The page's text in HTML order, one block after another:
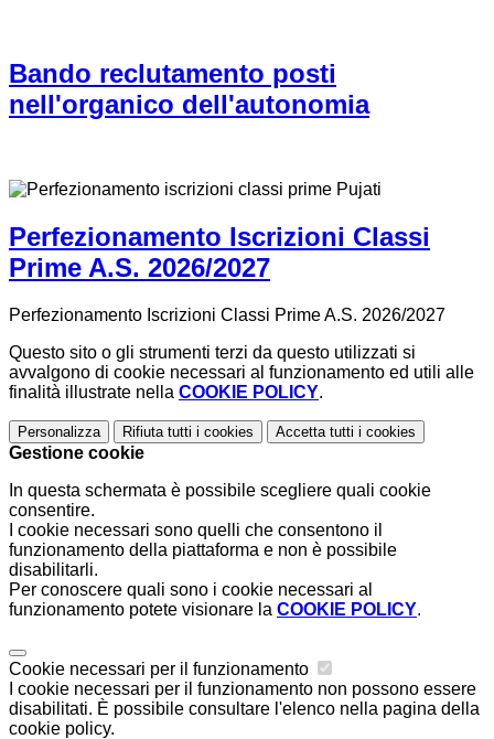
Bando reclutamento posti
nell'organico dell'autonomia
Perfezionamento Iscrizioni Classi
Prime A.S. 2026/2027
Perfezionamento Iscrizioni Classi Prime A.S. 2026/2027
Questo sito o gli strumenti terzi da questo utilizzati si
avvalgono di cookie necessari al funzionamento ed utili alle
finalità illustrate nella COOKIE POLICY.
Personalizza Rifiuta tutti i cookies Accetta tutti i cookies
Gestione cookie
In questa schermata è possibile scegliere quali cookie
consentire.
I cookie necessari sono quelli che consentono il
funzionamento della piattaforma e non è possibile
disabilitarli.
Per conoscere quali sono i cookie necessari al
funzionamento potete visionare la COOKIE POLICY.
Cookie necessari per il funzionamento
I cookie necessari per il funzionamento non possono essere
disabilitati. È possibile consultare l'elenco nella pagina della
cookie policy.